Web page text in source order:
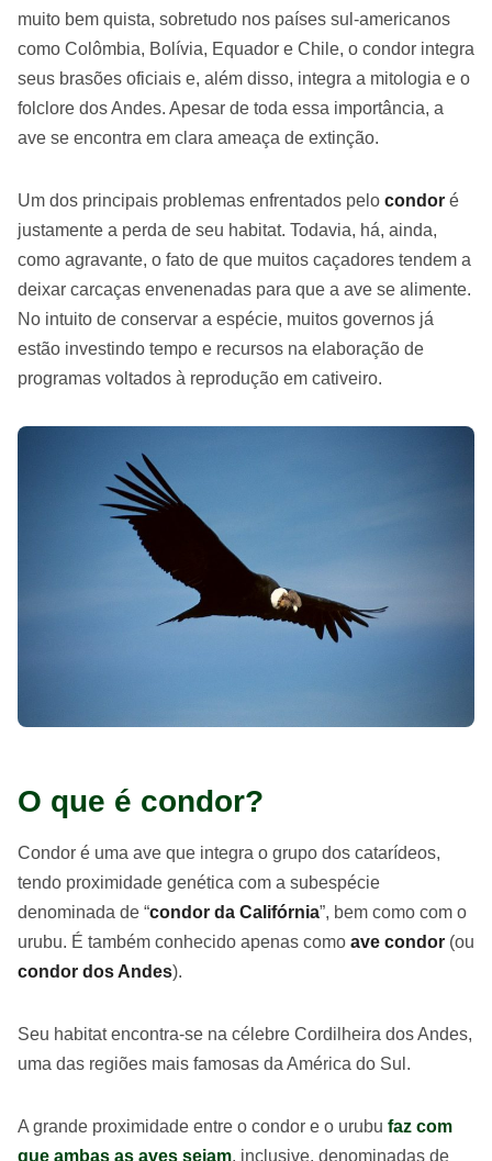
muito bem quista, sobretudo nos países sul-americanos
como Colômbia, Bolívia, Equador e Chile, o condor integra
seus brasões oficiais e, além disso, integra a mitologia e o
folclore dos Andes. Apesar de toda essa importância, a
ave se encontra em clara ameaça de extinção.
Um dos principais problemas enfrentados pelo condor é
justamente a perda de seu habitat. Todavia, há, ainda,
como agravante, o fato de que muitos caçadores tendem a
deixar carcaças envenenadas para que a ave se alimente.
No intuito de conservar a espécie, muitos governos já
estão investindo tempo e recursos na elaboração de
programas voltados à reprodução em cativeiro.
O que é condor?
Condor é uma ave que integra o grupo dos catarídeos,
tendo proximidade genética com a subespécie
denominada de “condor da Califórnia”, bem como com o
urubu. É também conhecido apenas como ave condor (ou
condor dos Andes).
Seu habitat encontra-se na célebre Cordilheira dos Andes,
uma das regiões mais famosas da América do Sul.
A grande proximidade entre o condor e o urubu faz com
que ambas as aves sejam, inclusive, denominadas de